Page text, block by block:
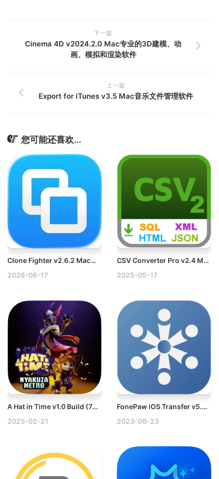
下一篇
Cinema 4D v2024.2.0 Mac专业的3D建模、动
画、模拟和渲染软件
上一篇
Export for iTunes v3.5 Mac音乐文件管理软件
您可能还喜欢...
Clone Fighter v2.6.2 Mac查找并删除重复文件破解版
2026-06-17
CSV Converter Pro v2.4 Mac CSV数据转换工具破解版
2025-05-17
A Hat in Time v1.0 Build (72299) Mac时光之帽冒险游戏
2025-02-21
FonePaw iOS Transfer v5.5.0 Mac iOS手机助手破解版
2023-08-23